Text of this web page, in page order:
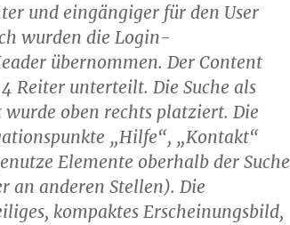
und eingängiger für den User
wurden die Login-
übernommen. Der Content
Reiter unterteilt. Die Suche als
oben rechts platziert. Die
„Hilfe“, „Kontakt“
Elemente oberhalb der Suche
an anderen Stellen). Die
kompaktes Erscheinungsbild,